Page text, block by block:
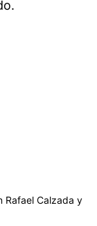
Rafael Calzada y